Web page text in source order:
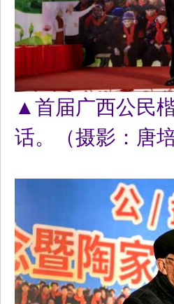
▲首届广西公民
话。（摄影：唐培